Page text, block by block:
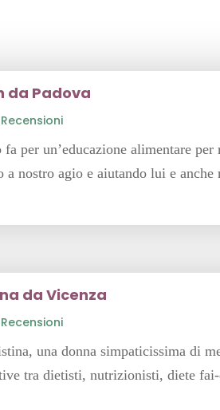
da Padova
fa per un’educazione alimentare
nostro agio e aiutando lui e anche
da Vicenza
una donna simpaticissima di
tra dietisti, nutrizionisti, diete